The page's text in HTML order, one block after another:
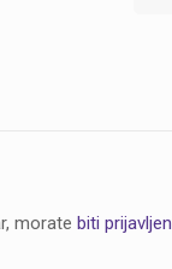
morate biti